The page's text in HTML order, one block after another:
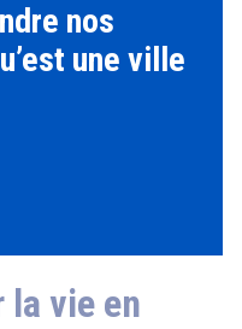
nos
une ville
la vie en